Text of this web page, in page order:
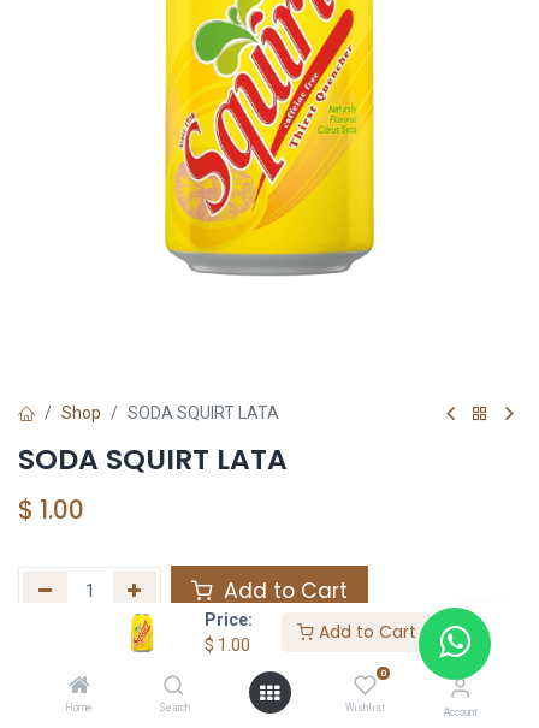
Price:
$ 1.00
Add to Cart
Home Search
0
Wishlist Account
Shop SODA SQUIRT LATA
SODA SQUIRT LATA
$ 1.00
Add to Cart
Agregar a la lista de deseos
Share :